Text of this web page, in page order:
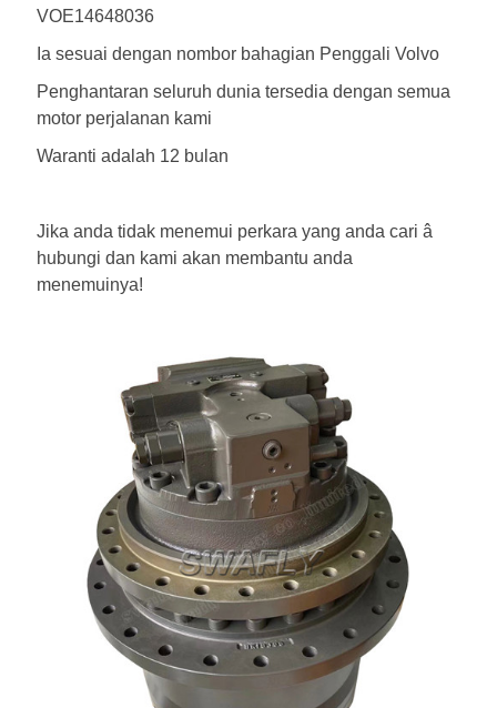
VOE14648036
Ia sesuai dengan nombor bahagian Penggali Volvo
Penghantaran seluruh dunia tersedia dengan semua
motor perjalanan kami
Waranti adalah 12 bulan
Jika anda tidak menemui perkara yang anda cari â
hubungi dan kami akan membantu anda
menemuinya!